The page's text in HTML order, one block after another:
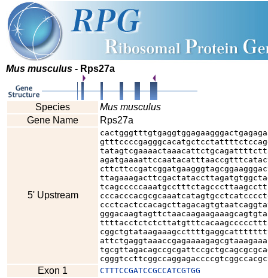
Mus musculus - Rps27a
Species
Mus musculus
Gene Name
Rps27a
5' Upstream
Exon 1 CTTTCCGATCCGCCATCGTGG